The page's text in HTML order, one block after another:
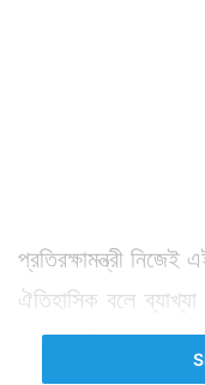
প্রতিরক্ষামন্ত্রী
ঐতিহাসিক বলে
কালাম দ্বীপ থেকে